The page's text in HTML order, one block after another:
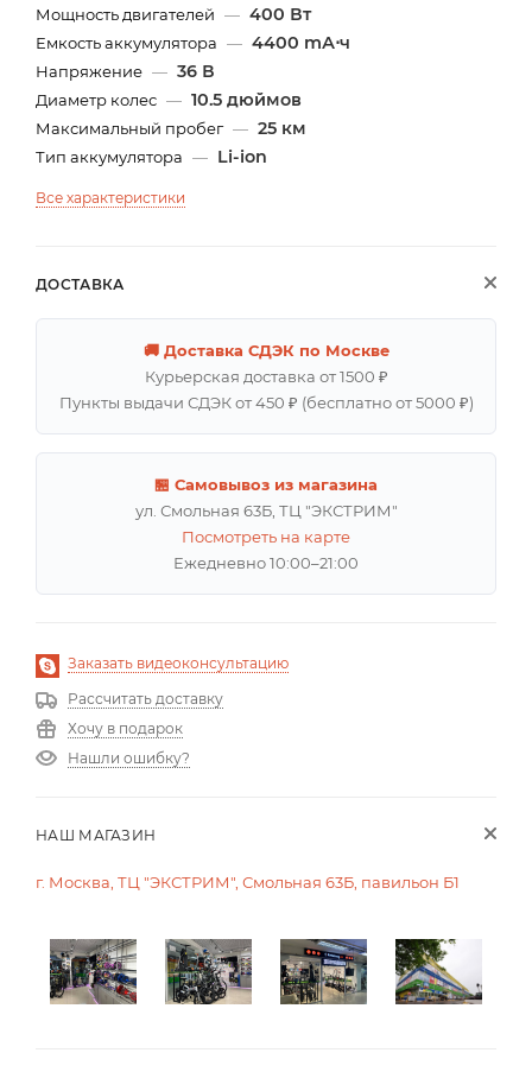
Мощность двигателей — 400 Вт
Емкость аккумулятора — 4400 mА⋅ч
Напряжение — 36 В
Диаметр колес — 10.5 дюймов
Максимальный пробег — 25 км
Тип аккумулятора — Li-ion
Все характеристики
ДОСТАВКА
🚚 Доставка СДЭК по Москве
Курьерская доставка от 1500 ₽
Пункты выдачи СДЭК от 450 ₽ (бесплатно от 5000 ₽)
🏪 Самовывоз из магазина
ул. Смольная 63Б, ТЦ "ЭКСТРИМ"
Посмотреть на карте
Ежедневно 10:00–21:00
Заказать видеоконсультацию
Рассчитать доставку
Хочу в подарок
Нашли ошибку?
НАШ МАГАЗИН
г. Москва, ТЦ "ЭКСТРИМ", Смольная 63Б, павильон Б1